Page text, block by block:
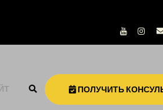
ПОЛУЧИТЬ